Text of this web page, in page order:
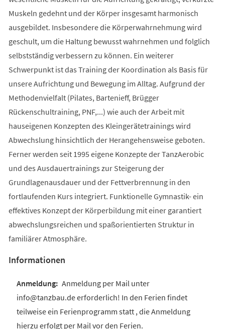
Muskeln gedehnt und der Körper insgesamt harmonisch
ausgebildet. Insbesondere die Körperwahrnehmung wird
geschult, um die Haltung bewusst wahrnehmen und folglich
selbstständig verbessern zu können. Ein weiterer
Schwerpunkt ist das Training der Koordination als Basis für
unsere Aufrichtung und Bewegung im Alltag. Aufgrund der
Methodenvielfalt (Pilates, Bartenieff, Brügger
Rückenschultraining, PNF,...) wie auch der Arbeit mit
hauseigenen Konzepten des Kleingerätetrainings wird
Abwechslung hinsichtlich der Herangehensweise geboten.
Ferner werden seit 1995 eigene Konzepte der TanzAerobic
und des Ausdauertrainings zur Steigerung der
Grundlagenausdauer und der Fettverbrennung in den
fortlaufenden Kurs integriert. Funktionelle Gymnastik- ein
effektives Konzept der Körperbildung mit einer garantiert
abwechslungsreichen und spaßorientierten Struktur in
familiärer Atmosphäre.
Informationen
Anmeldung per Mail unter
info@tanzbau.de erforderlich! In den Ferien findet
teilweise ein Ferienprogramm statt , die Anmeldung
hierzu erfolgt per Mail vor den Ferien.